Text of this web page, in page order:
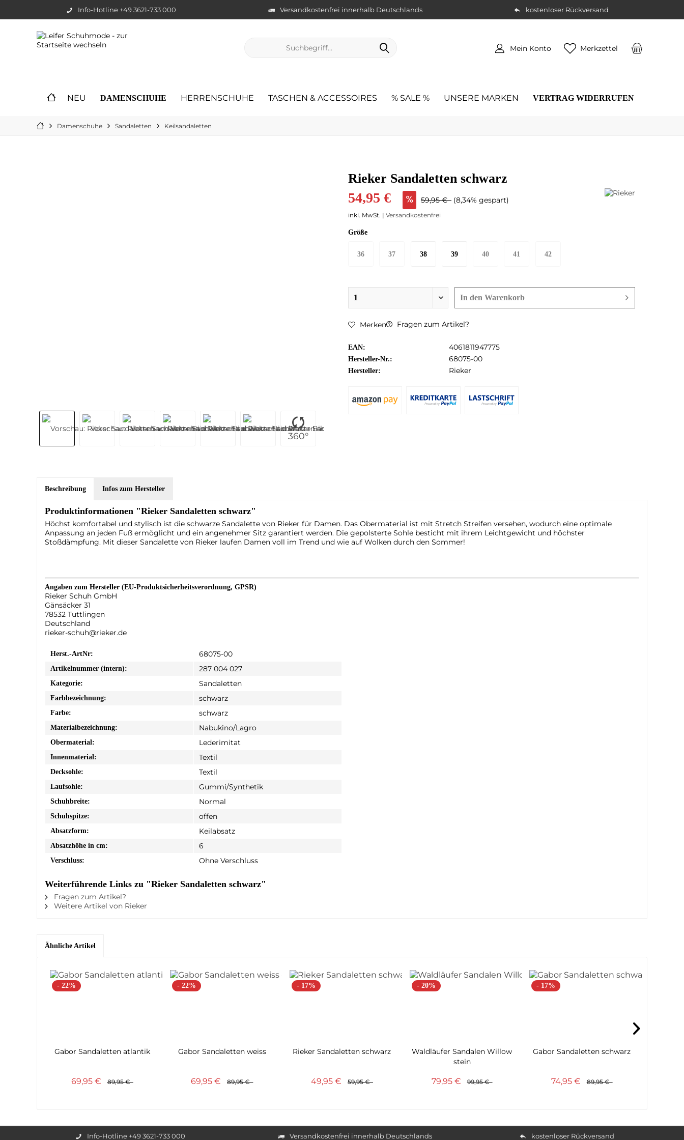
Info-Hotline +49 3621-733 000 Versandkostenfrei innerhalb Deutschlands kostenloser Rückversand
Merkzettel
Mein Konto
NEU DAMENSCHUHE HERRENSCHUHE TASCHEN & ACCESSOIRES % SALE % UNSERE MARKEN VERTRAG WIDERRUFEN
Damenschuhe Sandaletten Keilsandaletten
360°
Rieker Sandaletten schwarz
54,95 € 59,95 € (8,34% gespart)
inkl. MwSt. | Versandkostenfrei
Größe
36 37 38 39 40 41 42
In den Warenkorb
Merken Fragen zum Artikel?
EAN: 4061811947775
Hersteller-Nr.: 68075-00
Hersteller: Rieker
Beschreibung Infos zum Hersteller
Produktinformationen "Rieker Sandaletten schwarz"
Höchst komfortabel und stylisch ist die schwarze Sandalette von Rieker für Damen. Das Obermaterial ist mit Stretch Streifen versehen, wodurch eine optimale
Anpassung an jeden Fuß ermöglicht und ein angenehmer Sitz garantiert werden. Die gepolsterte Sohle besticht mit ihrem Leichtgewicht und höchster
Stoßdämpfung. Mit dieser Sandalette von Rieker laufen Damen voll im Trend und wie auf Wolken durch den Sommer!
Angaben zum Hersteller (EU-Produktsicherheitsverordnung, GPSR)
Rieker Schuh GmbH
Gänsäcker 31
78532 Tuttlingen
Deutschland
rieker-schuh@rieker.de
Herst.-ArtNr: 68075-00
Artikelnummer (intern): 287 004 027
Kategorie: Sandaletten
Farbbezeichnung: schwarz
Farbe: schwarz
Materialbezeichnung: Nabukino/Lagro
Obermaterial: Lederimitat
Innenmaterial: Textil
Decksohle: Textil
Laufsohle: Gummi/Synthetik
Schuhbreite: Normal
Schuhspitze: offen
Absatzform: Keilabsatz
Absatzhöhe in cm: 6
Verschluss: Ohne Verschluss
Weiterführende Links zu "Rieker Sandaletten schwarz"
Fragen zum Artikel?
Weitere Artikel von Rieker
Ähnliche Artikel
- 22%
Gabor Sandaletten atlantik
69,95 € 89,95 €
- 22%
Gabor Sandaletten weiss
69,95 € 89,95 €
- 17%
Rieker Sandaletten schwarz
49,95 € 59,95 €
- 20%
Waldläufer Sandalen Willow
stein
79,95 € 99,95 €
- 17%
Gabor Sandaletten schwarz
74,95 € 89,95 €
Info-Hotline +49 3621-733 000 Versandkostenfrei innerhalb Deutschlands kostenloser Rückversand